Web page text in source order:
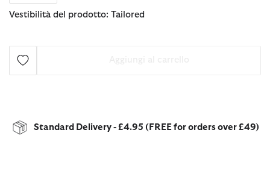
Vestibilità del prodotto: Tailored
Standard Delivery - £4.95 (FREE for orders over £49)